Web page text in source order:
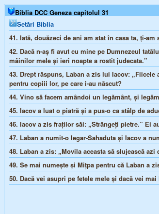
Biblia DCC Geneza capitolul 31
Setări Biblia
41. Iată, douăzeci de ani am stat în casa ta, ţi-
42. Dacă n-aş fi avut cu mine pe Dumnezeul
mâinilor mele şi ieri noapte a rostit judecata.”
43. Drept răspuns, Laban a zis lui Iacov:
pentru copiii lor, pe care i-au născut?
44. Vino să facem amândoi un legământ, şi
45. Iacov a luat o piatră şi a pus-o ca stâlp de
46. Iacov a zis fraţilor săi: „Strângeţi pietre.” Ei
47. Laban a numit-o Iegar-Sahaduta şi Iacov a
48. Laban a zis: „Movila aceasta să slujească
49. Se mai numeşte şi Miţpa pentru că Laban a
50. Dacă vei asupri pe fetele mele şi dacă vei